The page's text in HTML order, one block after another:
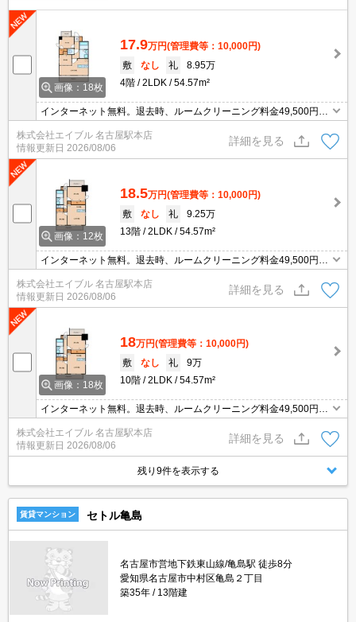
画像：18枚
17.9万円(管理費等：10,000円)
敷
なし 礼
8.95万
4階
2LDK 54.57m²
インターネット無料。退去時、ルームクリーニング料金49,500円。
角部屋。退去時、鍵交換33,000円。退去時、エアコン洗浄代16,500
円。
株式会社エイブル 名古屋駅本店
情報更新日 2026/08/06
詳細を見る
画像：12枚
18.5万円(管理費等：10,000円)
敷
なし 礼
9.25万
13階
2LDK 54.57m²
インターネット無料。退去時、ルームクリーニング料金49,500円。
新築マンションで新生活を。角部屋。退去時、鍵交換33,000円。退
去時、エアコン洗浄代16,500円。
株式会社エイブル 名古屋駅本店
情報更新日 2026/08/06
詳細を見る
画像：18枚
18万円(管理費等：10,000円)
敷
なし 礼
9万
10階
2LDK 54.57m²
インターネット無料。退去時、ルームクリーニング料金49,500円。
角部屋。退去時、鍵交換33,000円。退去時、エアコン洗浄代16,500
円。
株式会社エイブル 名古屋駅本店
情報更新日 2026/08/06
詳細を見る
残り9件を表示する
賃貸マンション セトル亀島
名古屋市営地下鉄東山線/亀島駅 徒歩8分
愛知県名古屋市中村区亀島２丁目
築35年
13階建